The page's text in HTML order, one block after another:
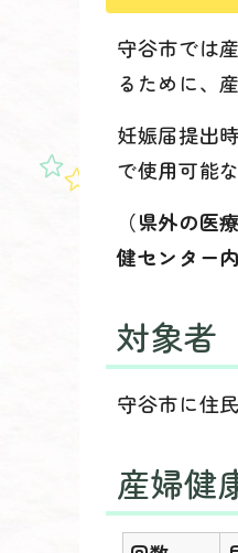
守谷市では
るために、
妊娠届提出
で使用可能
（県外の
健センター
対象者
守谷市に住
産婦健